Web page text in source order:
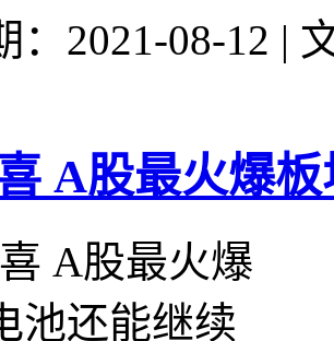
：2021-08-12 |
A股最火爆